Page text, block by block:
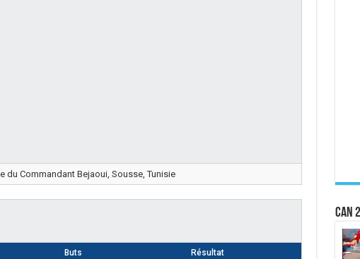
du Commandant Bejaoui, Sousse, Tunisie
Buts Résultat
CAN